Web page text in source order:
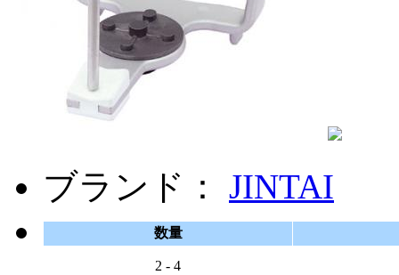
ブランド： JINTAI
数量
2 - 4